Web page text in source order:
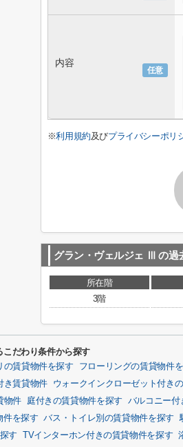
任意
内容
※利用規約及びプライバシーポリ
グラン・ヴェルジェ Ⅲ の過
所在階
3階
だわり条件から探す
の賃貸物件を探す フローリングの賃貸物件
き賃貸物件
ウォークインクローゼット付き
物件
庭付きの賃貸物件を探す バルコニー付
件を探す
バス・トイレ別の賃貸物件を探す
す
TVインターホン付きの賃貸物件を探す